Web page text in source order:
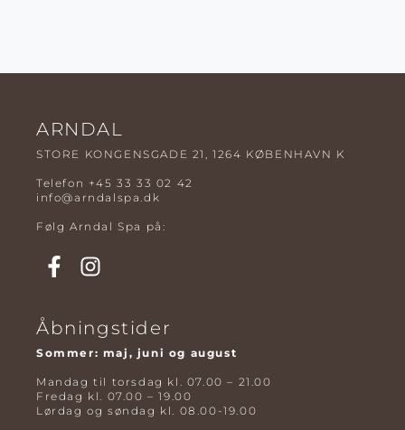
ARNDAL
STORE KONGENSGADE 21, 1264 KØBENHAVN K
Telefon +45 33 33 02 42
info@arndalspa.dk
Følg Arndal Spa på:
Åbningstider
Sommer: maj, juni og august
Mandag til torsdag kl. 07.00 – 21.00
Fredag kl. 07.00 – 19.00
Lørdag og søndag kl. 08.00-19.00